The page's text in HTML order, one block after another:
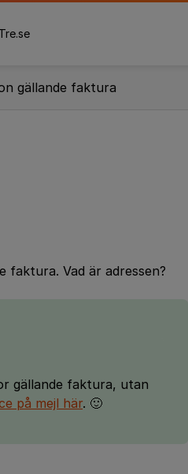
gällande faktura
faktura. Vad är adressen?
gällande faktura, utan
på mejl här. 🙂